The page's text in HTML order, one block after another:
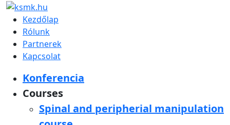
Kezdőlap
Rólunk
Partnerek
Kapcsolat
Konferencia
Courses
Spinal and peripherial manipulation